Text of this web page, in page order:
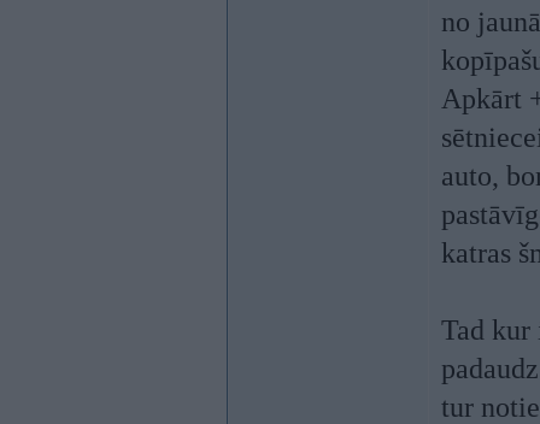
no
Apkārt
auto,
katras
Tad kur
tur